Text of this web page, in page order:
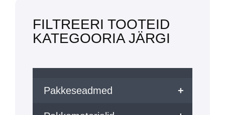
FILTREERI TOOTEID
KATEGOORIA JÄRGI
+
Pakkeseadmed